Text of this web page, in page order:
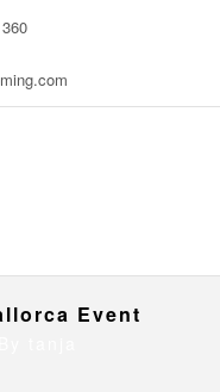
Event